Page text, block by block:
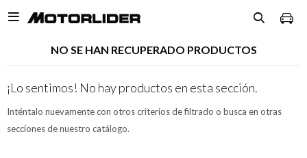

NO SE HAN RECUPERADO PRODUCTOS
¡Lo sentimos! No hay productos en esta sección.
Inténtalo nuevamente con otros criterios de filtrado o busca en otras
secciones de nuestro catálogo.